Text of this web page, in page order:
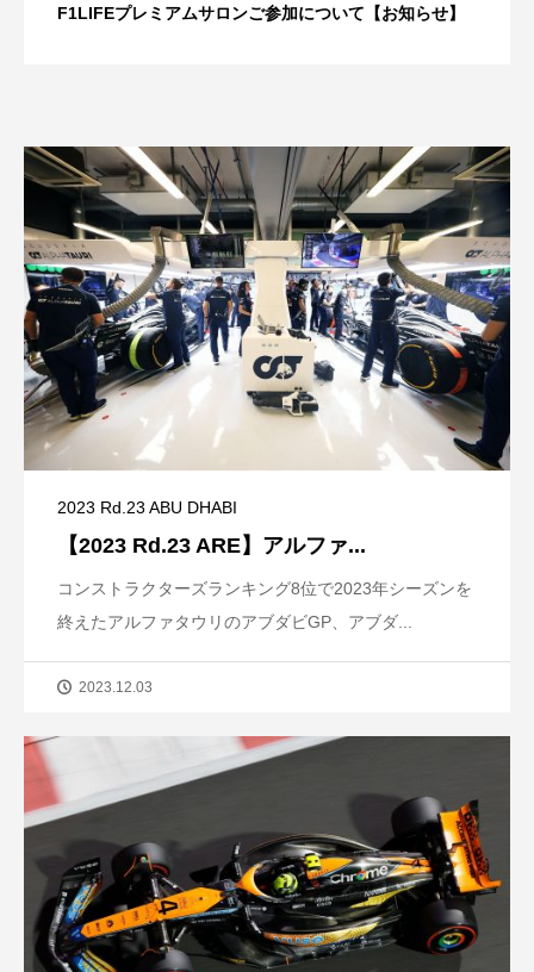
F1LIFEプレミアムサロンご参加について【お知らせ】
2023 Rd.23 ABU DHABI
【2023 Rd.23 ARE】アルファ...
コンストラクターズランキング8位で2023年シーズンを
終えたアルファタウリのアブダビGP、アブダ...
2023.12.03